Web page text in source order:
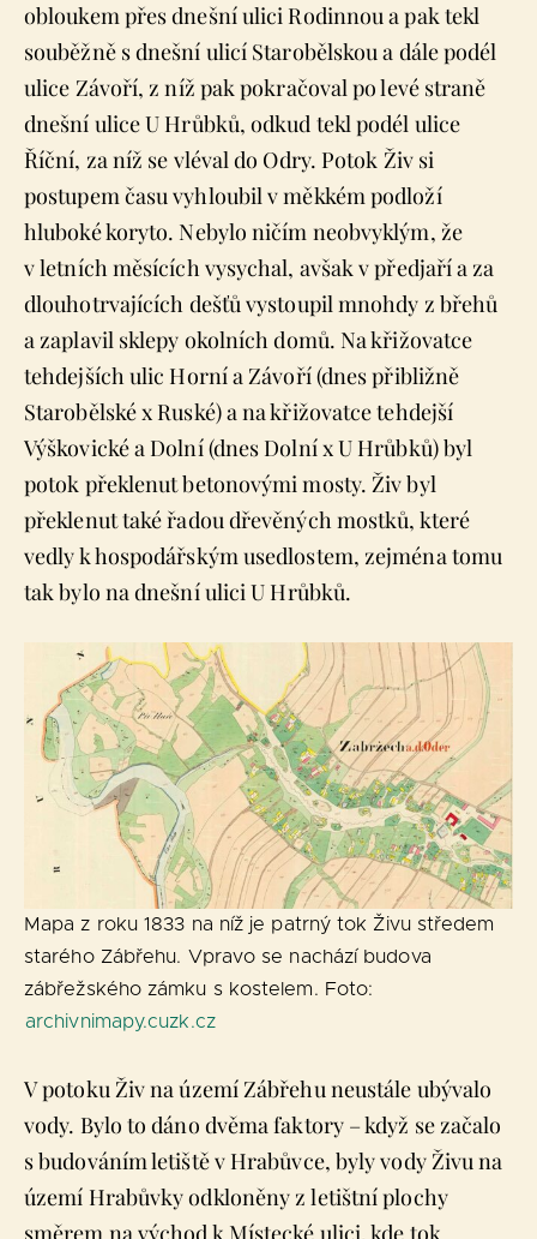
obloukem přes dnešní ulici Rodinnou a pak tekl
souběžně s dnešní ulicí Starobělskou a dále podél
ulice Závoří, z níž pak pokračoval po levé straně
dnešní ulice U Hrůbků, odkud tekl podél ulice
Říční, za níž se vléval do Odry. Potok Živ si
postupem času vyhloubil v měkkém podloží
hluboké koryto. Nebylo ničím neobvyklým, že
v letních měsících vysychal, avšak v předjaří a za
dlouhotrvajících dešťů vystoupil mnohdy z břehů
a zaplavil sklepy okolních domů. Na křižovatce
tehdejších ulic Horní a Závoří (dnes přibližně
Starobělské x Ruské) a na křižovatce tehdejší
Výškovické a Dolní (dnes Dolní x U Hrůbků) byl
potok překlenut betonovými mosty. Živ byl
překlenut také řadou dřevěných mostků, které
vedly k hospodářským usedlostem, zejména tomu
tak bylo na dnešní ulici U Hrůbků.
Mapa z roku 1833 na níž je patrný tok Živu středem
starého Zábřehu. Vpravo se nachází budova
zábřežského zámku s kostelem. Foto:
archivnimapy.cuzk.cz
V potoku Živ na území Zábřehu neustále ubývalo
vody. Bylo to dáno dvěma faktory – když se začalo
s budováním letiště v Hrabůvce, byly vody Živu na
území Hrabůvky odkloněny z letištní plochy
směrem na východ k Místecké ulici, kde tok